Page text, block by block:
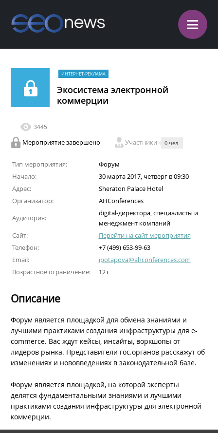
≡
ИНТЕРНЕТ-РЕКЛАМА
Экосистема электронной
коммерции
3445
Мероприятие завершено Участники 0 чел.
Тип мероприятия:
Форум
Начало:
30 марта 2017, четверг в 09:30
Адрес:
Sheraton Palace Hotel
Организатор:
AHConferences
Аудитория:
digital-директора, специалисты и
менеджмент компаний
Сайт:
Перейти на сайт мероприятия
Телефон:
+7 (499) 653-99-63
Email:
ipotapova@ahconferences.com
Возрастное ограничение:
12+
Описание
Форум является площадкой для обмена знаниями и
лучшими практиками создания инфраструктуры для e-
commerce. Вас ждут кейсы, инсайты, воркшопы от
лидеров рынка. Представители гос.органов расскажут об
изменениях и нововведениях в законодательной базе.
Форум является площадкой, на которой эксперты
делятся фундаментальными знаниями и лучшими
практиками создания инфраструктуры для электронной
коммерции.